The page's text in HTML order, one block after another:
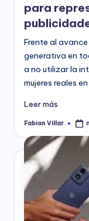
para
Frente al
generativa en
a no utilizar la
mujeres reales
Leer más
Publicado
Fabian Villar